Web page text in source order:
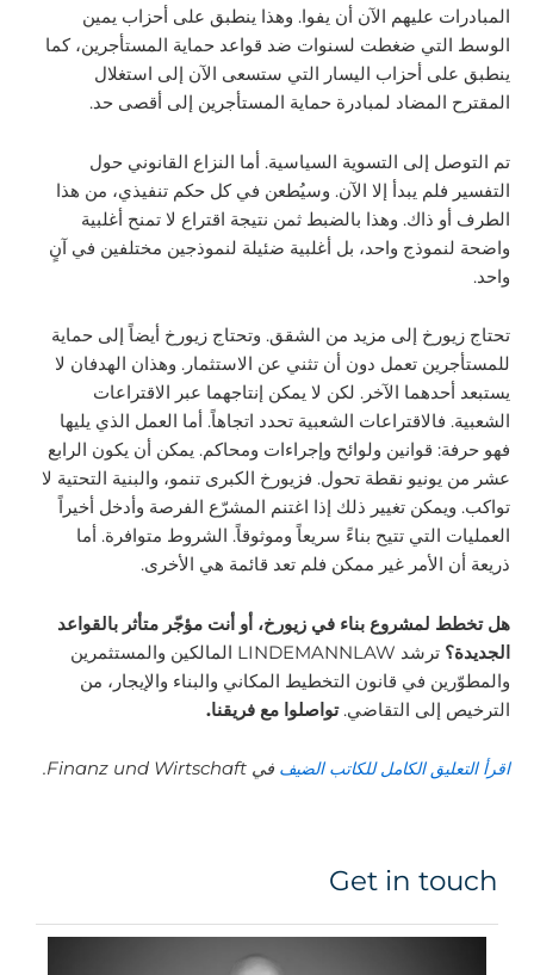
المبادرات عليهم الآن أن يفوا. وهذا ينطبق على أحزاب يمين
الوسط التي ضغطت لسنوات ضد قواعد حماية المستأجرين، كما
ينطبق على أحزاب اليسار التي ستسعى الآن إلى استغلال
المقترح المضاد لمبادرة حماية المستأجرين إلى أقصى حد.
تم التوصل إلى التسوية السياسية. أما النزاع القانوني حول
التفسير فلم يبدأ إلا الآن. وسيُطعن في كل حكم تنفيذي، من هذا
الطرف أو ذاك. وهذا بالضبط ثمن نتيجة اقتراع لا تمنح أغلبية
واضحة لنموذج واحد، بل أغلبية ضئيلة لنموذجين مختلفين في آنٍ
واحد.
تحتاج زيورخ إلى مزيد من الشقق. وتحتاج زيورخ أيضاً إلى حماية
للمستأجرين تعمل دون أن تثني عن الاستثمار. وهذان الهدفان لا
يستبعد أحدهما الآخر. لكن لا يمكن إنتاجهما عبر الاقتراعات
الشعبية. فالاقتراعات الشعبية تحدد اتجاهاً. أما العمل الذي يليها
فهو حرفة: قوانين ولوائح وإجراءات ومحاكم. يمكن أن يكون الرابع
عشر من يونيو نقطة تحول. فزيورخ الكبرى تنمو، والبنية التحتية لا
تواكب. ويمكن تغيير ذلك إذا اغتنم المشرّع الفرصة وأدخل أخيراً
العمليات التي تتيح بناءً سريعاً وموثوقاً. الشروط متوافرة. أما
ذريعة أن الأمر غير ممكن فلم تعد قائمة هي الأخرى.
هل تخطط لمشروع بناء في زيورخ، أو أنت مؤجّر متأثر بالقواعد
الجديدة؟
ترشد LINDEMANNLAW المالكين والمستثمرين
والمطوّرين في قانون التخطيط المكاني والبناء والإيجار، من
الترخيص إلى التقاضي. تواصلوا مع فريقنا.
اقرأ التعليق الكامل للكاتب الضيففي Finanz und Wirtschaft.
Get in touch